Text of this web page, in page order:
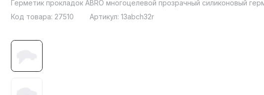
Герметик прокладок ABRO многоцелевой прозрачный силиконовый
Код товара: 27510 Артикул: 13abch32r